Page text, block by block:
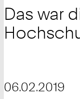
Das war
06.02.2019